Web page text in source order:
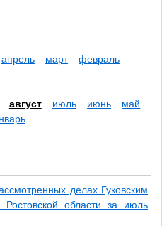
апрель март
февраль
август июль июнь
май
делах Гуковским
Ростовской области за июль